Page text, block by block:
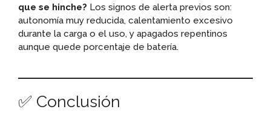
que se hinche? Los signos de alerta previos son:
autonomía muy reducida, calentamiento excesivo
durante la carga o el uso, y apagados repentinos
aunque quede porcentaje de batería.
✅ Conclusión